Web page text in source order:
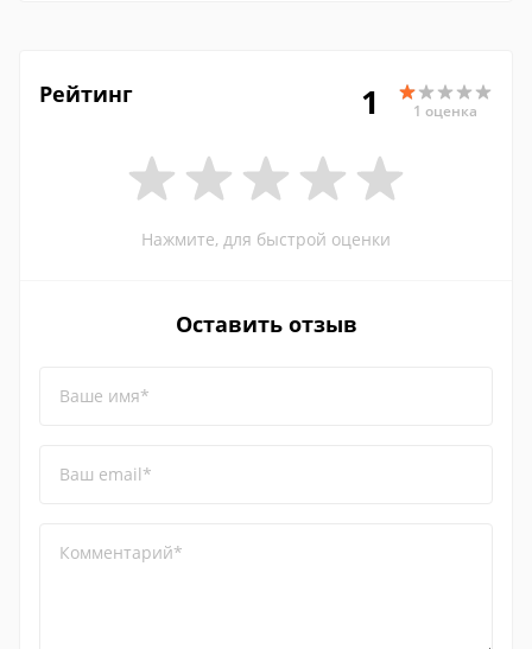
Рейтинг 1 1 оценка
Нажмите, для быстрой оценки
Оставить отзыв
Ваше имя*
Ваш email*
Комментарий*